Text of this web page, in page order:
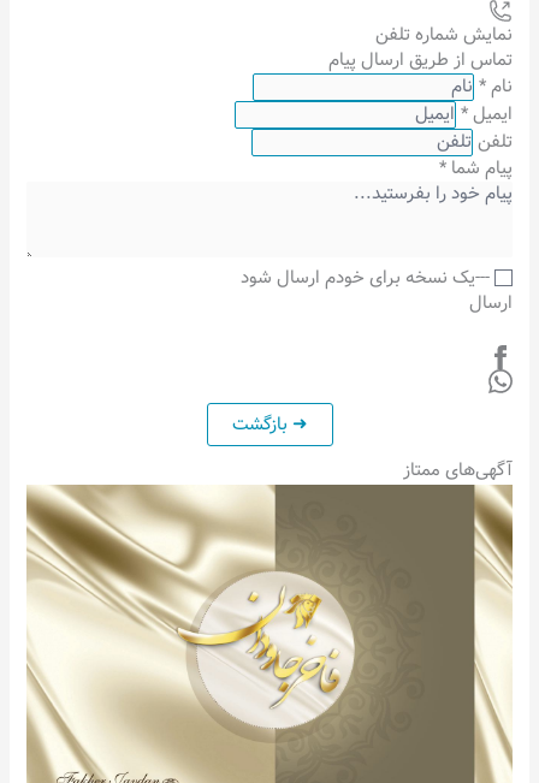
نمایش شماره تلفن
تماس از طریق ارسال پیام
نام*
ایمیل*
تلفن
پیام شما*
---یک نسخه برای خودم ارسال شود
ارسال
آگهی‌های ممتاز